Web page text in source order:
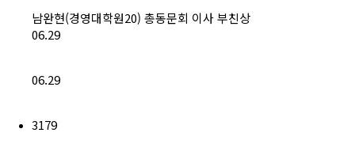
남완현(경영대학원20) 총동문회 이사 부친상
06.29
06.29
3179